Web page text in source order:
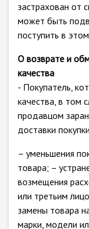
застрахован от
может быть
поступить в
О возврате и
качества
- Покупатель,
качества, в том
продавцом
доставки
– уменьшения
товара; –
возмещения
или третьим
замены товара
марки, модели